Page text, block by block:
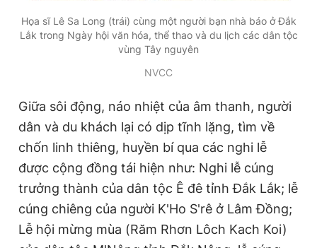
Họa sĩ Lê Sa Long (trái) cùng một người bạn nhà báo ở Đắk
Lắk trong Ngày hội văn hóa, thể thao và du lịch các dân tộc
vùng Tây nguyên
NVCC
Giữa sôi động, náo nhiệt của âm thanh, người
dân và du khách lại có dịp tĩnh lặng, tìm về
chốn linh thiêng, huyền bí qua các nghi lễ
được cộng đồng tái hiện như: Nghi lễ cúng
trưởng thành của dân tộc Ê đê tỉnh Đắk Lắk; lễ
cúng chiêng của người K'Ho S'rê ở Lâm Đồng;
Lễ hội mừng mùa (Răm Rhơn Lôch Kach Koi)